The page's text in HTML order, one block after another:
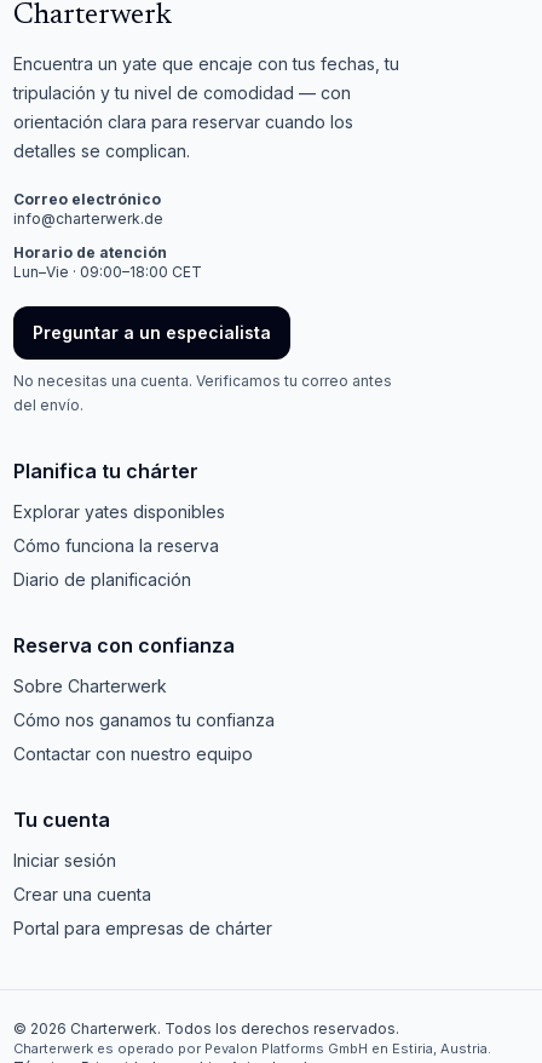
Charterwerk
Encuentra un yate que encaje con tus fechas, tu
tripulación y tu nivel de comodidad — con
orientación clara para reservar cuando los
detalles se complican.
Correo electrónico
info@charterwerk.de
Horario de atención
Lun–Vie · 09:00–18:00 CET
Preguntar a un especialista
No necesitas una cuenta. Verificamos tu correo antes
del envío.
Planifica tu chárter
Explorar yates disponibles
Cómo funciona la reserva
Diario de planificación
Reserva con confianza
Sobre Charterwerk
Cómo nos ganamos tu confianza
Contactar con nuestro equipo
Tu cuenta
Iniciar sesión
Crear una cuenta
Portal para empresas de chárter
© 2026 Charterwerk. Todos los derechos reservados.
Charterwerk es operado por Pevalon Platforms GmbH en Estiria, Austria.